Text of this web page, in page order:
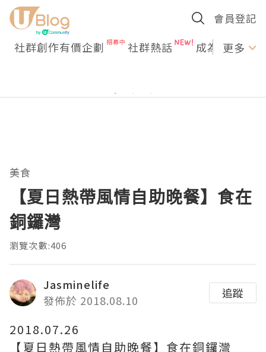
會員登記
社群創作有價企劃 社群熱話 成為U更多
美食
【夏日熱帶風情自助晚餐】食在
銅鑼灣
瀏覽次數:406
Jasminelife
發佈於 2018.08.10
追蹤
2018.07.26
【夏日熱帶風情自助晚餐】食在銅鑼灣